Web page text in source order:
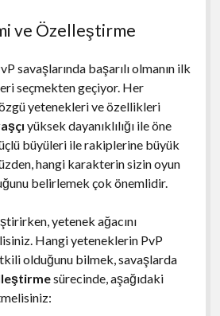
ve Özelleştirme
savaşlarında başarılı olmanın ilk
seçmekten geçiyor. Her
yetenekleri ve özellikleri
yüksek dayanıklılığı ile öne
büyüleri ile rakiplerine büyük
hangi karakterin sizin oyun
belirlemek çok önemlidir.
yetenek ağacını
Hangi yeteneklerin PvP
olduğunu bilmek, savaşlarda
sürecinde, aşağıdaki